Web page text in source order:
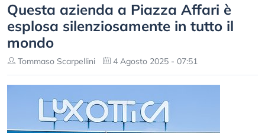
Questa azienda a Piazza Affari è
esplosa silenziosamente in tutto il
mondo
Tommaso Scarpellini 4 Agosto 2025 - 07:51